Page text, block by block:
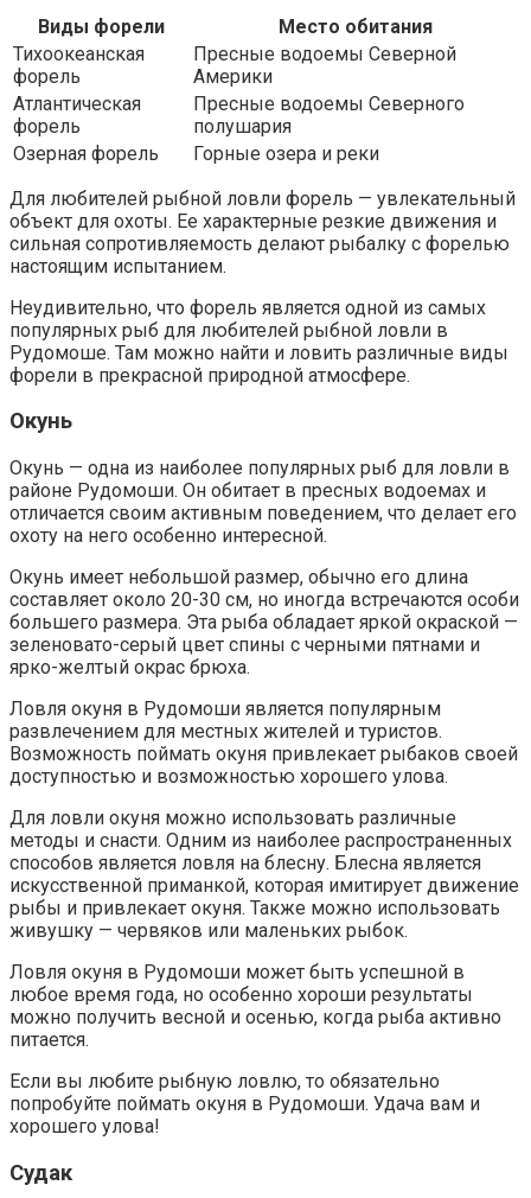
Виды форели
Место обитания
Тихоокеанская
форель
Пресные водоемы Северной
Америки
Атлантическая
форель
Пресные водоемы Северного
полушария
Озерная форель
Горные озера и реки
Для любителей рыбной ловли форель — увлекательный
объект для охоты. Ее характерные резкие движения и
сильная сопротивляемость делают рыбалку с форелью
настоящим испытанием.
Неудивительно, что форель является одной из самых
популярных рыб для любителей рыбной ловли в
Рудомоше. Там можно найти и ловить различные виды
форели в прекрасной природной атмосфере.
Окунь
Окунь — одна из наиболее популярных рыб для ловли в
районе Рудомоши. Он обитает в пресных водоемах и
отличается своим активным поведением, что делает его
охоту на него особенно интересной.
Окунь имеет небольшой размер, обычно его длина
составляет около 20-30 см, но иногда встречаются особи
большего размера. Эта рыба обладает яркой окраской —
зеленовато-серый цвет спины с черными пятнами и
ярко-желтый окрас брюха.
Ловля окуня в Рудомоши является популярным
развлечением для местных жителей и туристов.
Возможность поймать окуня привлекает рыбаков своей
доступностью и возможностью хорошего улова.
Для ловли окуня можно использовать различные
методы и снасти. Одним из наиболее распространенных
способов является ловля на блесну. Блесна является
искусственной приманкой, которая имитирует движение
рыбы и привлекает окуня. Также можно использовать
живушку — червяков или маленьких рыбок.
Ловля окуня в Рудомоши может быть успешной в
любое время года, но особенно хороши результаты
можно получить весной и осенью, когда рыба активно
питается.
Если вы любите рыбную ловлю, то обязательно
попробуйте поймать окуня в Рудомоши. Удача вам и
хорошего улова!
Судак